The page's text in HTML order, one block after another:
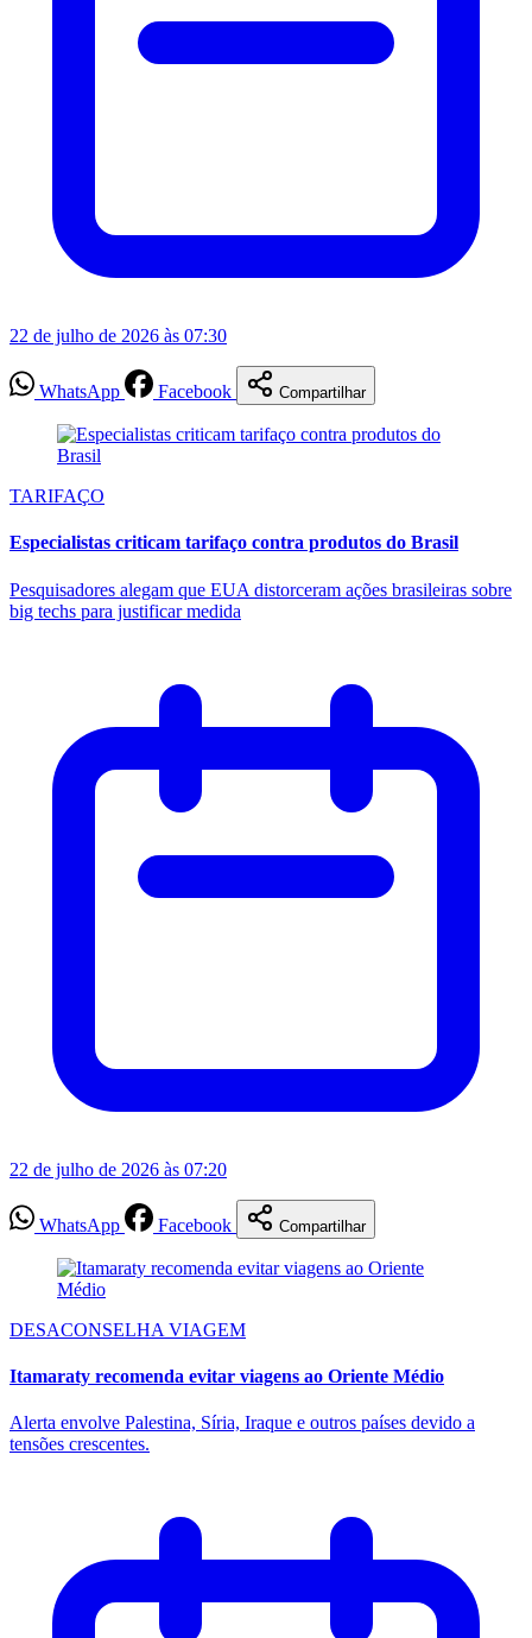
22 de julho de 2026 às 07:30
WhatsApp Facebook Compartilhar
TARIFAÇO
Especialistas criticam tarifaço contra produtos do Brasil
Pesquisadores alegam que EUA distorceram ações brasileiras sobre
big techs para justificar medida
22 de julho de 2026 às 07:20
WhatsApp Facebook Compartilhar
DESACONSELHA VIAGEM
Itamaraty recomenda evitar viagens ao Oriente Médio
Alerta envolve Palestina, Síria, Iraque e outros países devido a
tensões crescentes.